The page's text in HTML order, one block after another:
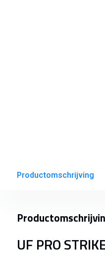
Productomschrijving
UF PRO